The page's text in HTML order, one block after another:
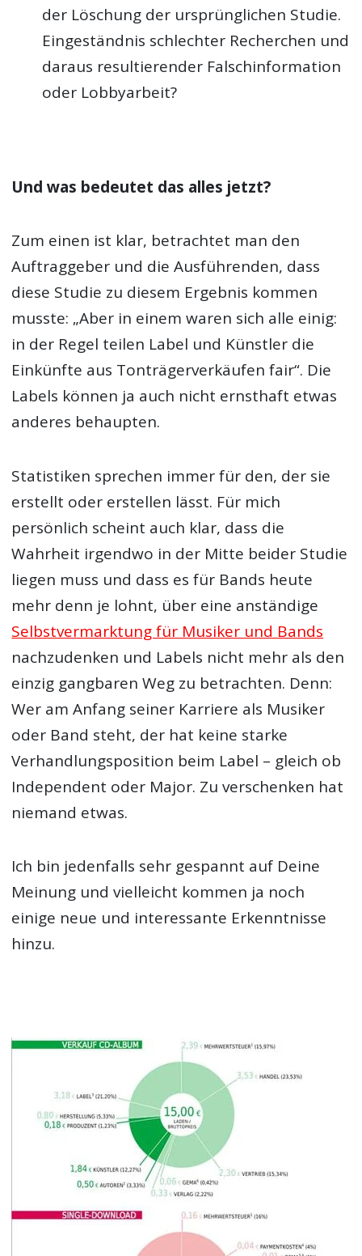
der Löschung der ursprünglichen Studie.
Eingeständnis schlechter Recherchen und
daraus resultierender Falschinformation
oder Lobbyarbeit?
Und was bedeutet das alles jetzt?
Zum einen ist klar, betrachtet man den
Auftraggeber und die Ausführenden, dass
diese Studie zu diesem Ergebnis kommen
musste: „Aber in einem waren sich alle einig:
in der Regel teilen Label und Künstler die
Einkünfte aus Tonträgerverkäufen fair“. Die
Labels können ja auch nicht ernsthaft etwas
anderes behaupten.
Statistiken sprechen immer für den, der sie
erstellt oder erstellen lässt. Für mich
persönlich scheint auch klar, dass die
Wahrheit irgendwo in der Mitte beider Studie
liegen muss und dass es für Bands heute
mehr denn je lohnt, über eine anständige
Selbstvermarktung für Musiker und Bands
nachzudenken und Labels nicht mehr als den
einzig gangbaren Weg zu betrachten. Denn:
Wer am Anfang seiner Karriere als Musiker
oder Band steht, der hat keine starke
Verhandlungsposition beim Label – gleich ob
Independent oder Major. Zu verschenken hat
niemand etwas.
Ich bin jedenfalls sehr gespannt auf Deine
Meinung und vielleicht kommen ja noch
einige neue und interessante Erkenntnisse
hinzu.